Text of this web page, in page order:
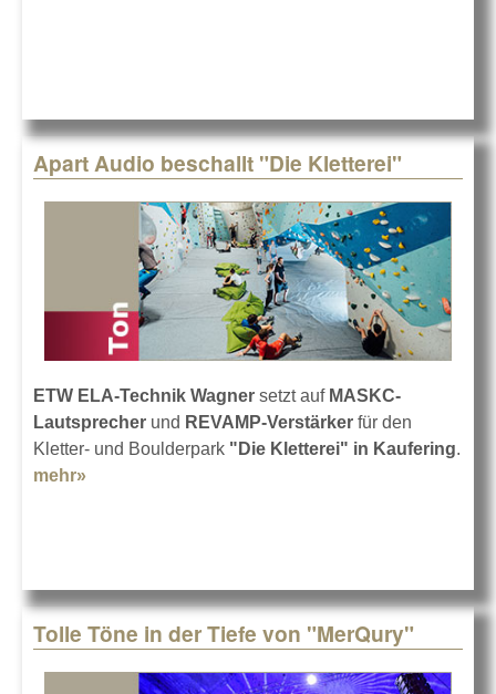
Apart Audio beschallt "Die Kletterei"
ETW ELA-Technik Wagner setzt auf MASKC-
Lautsprecher und REVAMP-Verstärker für den
Kletter- und Boulderpark "Die Kletterei" in Kaufering.
mehr»
Tolle Töne in der Tiefe von "MerQury"